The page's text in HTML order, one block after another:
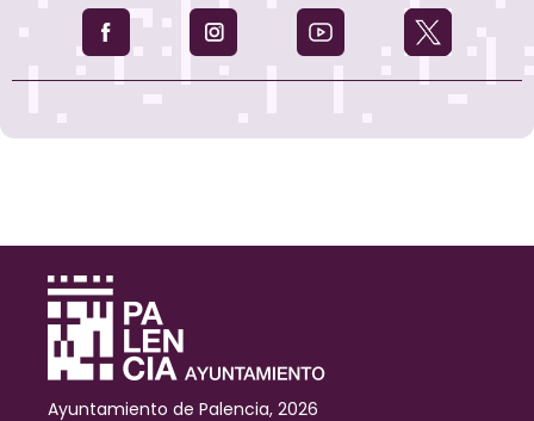
una
campaña
especial
de
de
Ayuntamiento de Palencia, 2026